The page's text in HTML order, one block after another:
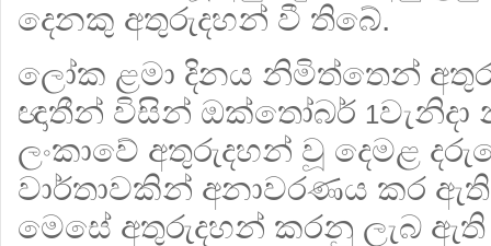
දෙනකු අතුරුදහන් වී තිබේ.
ලෝක ළමා දිනය නිමිත්තෙන්
ඥාතීන් විසින් ඔක්තෝබර් 1
ලංකාවේ අතුරුදහන් වූ දෙමළ
වාර්තාවකින් අනාවරණය කර
මෙසේ අතුරුදහන් කරනු ලැබ ඇති